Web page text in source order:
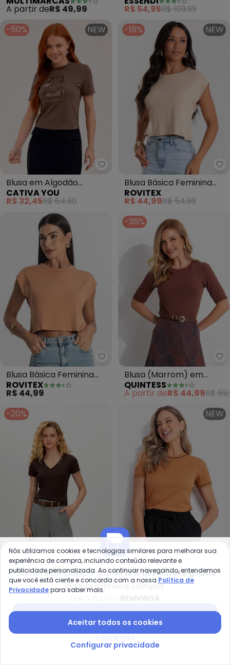
A partir deR$ 49,99
Malha Estampada
(Marrom)
R$ 54,95R$ 109,99
-50%
NEW
Blusa em Algodão
(Marrom Escuro)
CATIVA YOU
R$ 32,45R$ 64,90
-18% NEW
Blusa Básica Feminina
Viscotorcion (Marrom)
ROVITEX
R$ 44,99R$ 54,99
Rovitex - Blusa Básica
Blusa Básica Feminina
Viscotorcion (Marrom)
ROVITEX
R$ 44,99
-35%
Blusa (Marrom) em
Malha Canelada
QUINTESS
A partir deR$ 44,99R$
-20%
Essendi - Blusa Feminina em
Blusa Feminina em Malha
(Marrom)
ESSENDI
R$ 51,95R$ 64,99
NEW
Blusa (Caramelo) em
Ribana Canelada
QUINTESS
A partir deR$ 69,99
-3%
Compre pelo app e ganhe12% OFF + frete grátis
na sua primeira compra
Nós utilizamos cookies e tecnologias similares para melhorar sua
experiência de compra, incluindo conteúdo relevante e
publicidade personalizada. Ao continuar navegando, entendemos
que você está ciente e concorda com a nossa Política de
Privacidadepara saber mais.
Aceitar todos os cookies
Configurar privacidade